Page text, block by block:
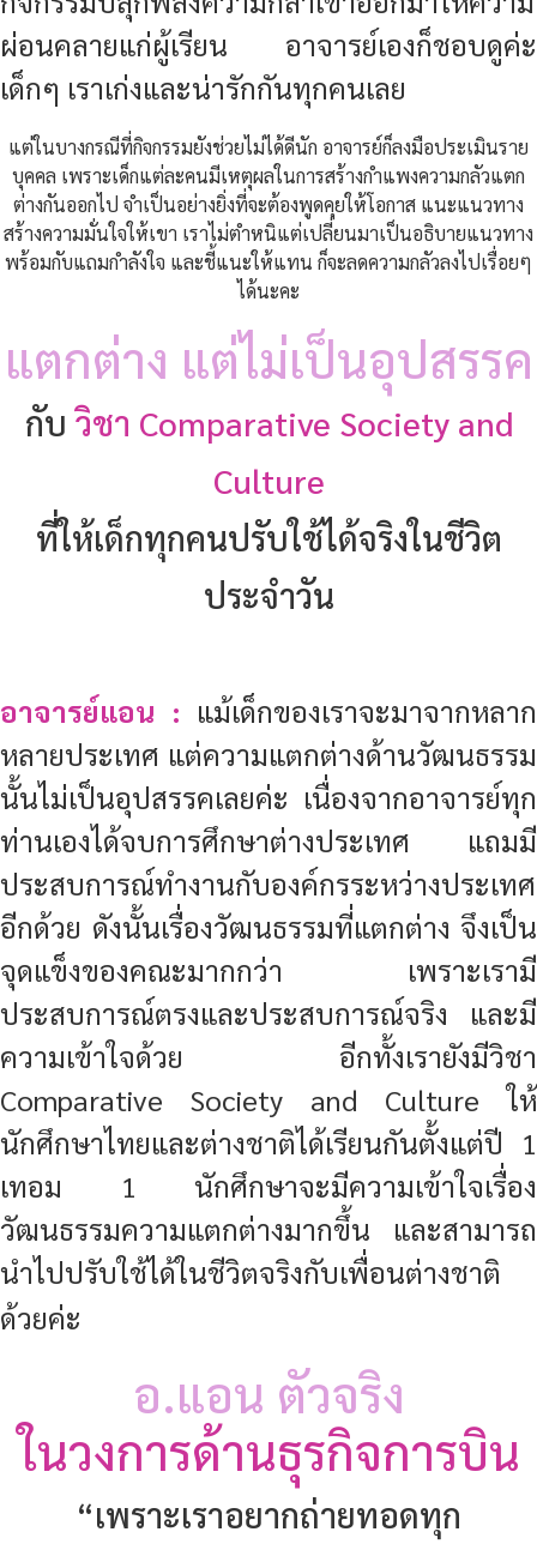
ผ่อนคลายแก่ผู้เรียน อาจารย์เองก็ชอบดูค่ะ
เด็กๆ เราเก่งและน่ารักกันทุกคนเลย
แต่ในบางกรณีที่กิจกรรมยังช่วยไม่ได้ดีนัก อาจารย์ก็ลงมือประเมินราย
บุคคล เพราะเด็กแต่ละคนมีเหตุผลในการสร้างกำแพงความกลัวแตก
ต่างกันออกไป จำเป็นอย่างยิ่งที่จะต้องพูดคุยให้โอกาส แนะแนวทาง
สร้างความมั่นใจให้เขา เราไม่ตำหนิแต่เปลี่ยนมาเป็นอธิบายแนวทาง
พร้อมกับแถมกำลังใจ และชี้แนะให้แทน ก็จะลดความกลัวลงไปเรื่อยๆ
ได้นะคะ
แตกต่าง แต่ไม่เป็นอุปสรรค
กับวิชา Comparative Society and
Culture
ที่ให้เด็กทุกคนปรับใช้ได้จริงในชีวิต
ประจำวัน
อาจารย์แอน : แม้เด็กของเราจะมาจากหลาก
หลายประเทศ แต่ความแตกต่างด้านวัฒนธรรม
นั้นไม่เป็นอุปสรรคเลยค่ะ เนื่องจากอาจารย์ทุก
ท่านเองได้จบการศึกษาต่างประเทศ แถมมี
ประสบการณ์ทำงานกับองค์กรระหว่างประเทศ
อีกด้วย ดังนั้นเรื่องวัฒนธรรมที่แตกต่าง จึงเป็น
จุดแข็งของคณะมากกว่า เพราะเรามี
ประสบการณ์ตรงและประสบการณ์จริง และมี
ความเข้าใจด้วย อีกทั้งเรายังมีวิชา
Comparative Society and Culture ให้
นักศึกษาไทยและต่างชาติได้เรียนกันตั้งแต่ปี 1
เทอม 1 นักศึกษาจะมีความเข้าใจเรื่อง
วัฒนธรรมความแตกต่างมากขึ้น และสามารถ
นำไปปรับใช้ได้ในชีวิตจริงกับเพื่อนต่างชาติ
ด้วยค่ะ
อ.แอน ตัวจริง
ในวงการด้านธุรกิจการบิน
“เพราะเราอยากถ่ายทอดทุก